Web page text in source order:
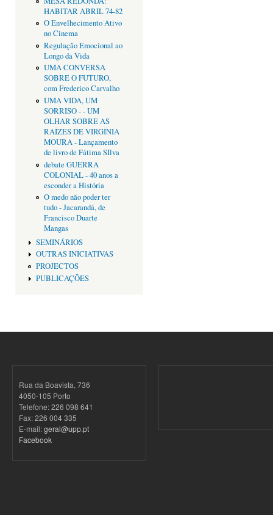
HABITAR ABRIL 74-82
O Envelhecimento Ativo
no Cinema
Regulação Emocional ao
Longo da Vida
UMA CONVERSA
SOBRE O FUTURO,
com Frederico Carvalho
UMA VIDA, UM
SORRISO - - UM
OLHAR SOBRE AS
RAÍZES DE VIRGÍNIA
MOURA - Lançamento
de livro de Fátima SIlva
debate GUERRA
COLONIAL - 40 anos a
esconder a História
O medo não poder ter
tudo - Jacarandá, de
Francisco Duarte
Mangas
SEMINÁRIOS
OUTRAS INICIATIVAS
PROJECTOS
PUBLICAÇÕES
Rua da Boavista, 736
4050-105 Porto
Telefone: 226 098 641
Fax: 226 004 335
E-mail:geral@upp.pt
Facebook